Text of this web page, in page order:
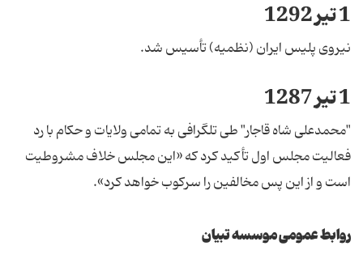
1 تیر 1292
نیروی پلیس ایران (نظمیه) تأسیس شد.
1 تیر 1287
"محمدعلی شاه قاجار" طی تلگرافی به تمامی ولایات و حکام با رد
فعالیت مجلس اول تأکید کرد که «این مجلس خلاف مشروطیت
است و از این پس مخالفین را سرکوب خواهد کرد».
روابط عمومی موسسه تبیان